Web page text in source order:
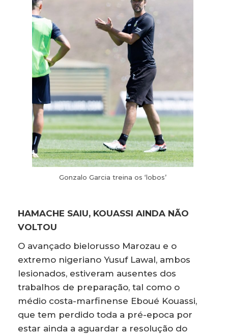
Gonzalo Garcia treina os ‘lobos’
HAMACHE SAIU, KOUASSI AINDA NÃO
VOLTOU
O avançado bielorusso Marozau e o
extremo nigeriano Yusuf Lawal, ambos
lesionados, estiveram ausentes dos
trabalhos de preparação, tal como o
médio costa-marfinense Eboué Kouassi,
que tem perdido toda a pré-epoca por
estar ainda a aguardar a resolução do